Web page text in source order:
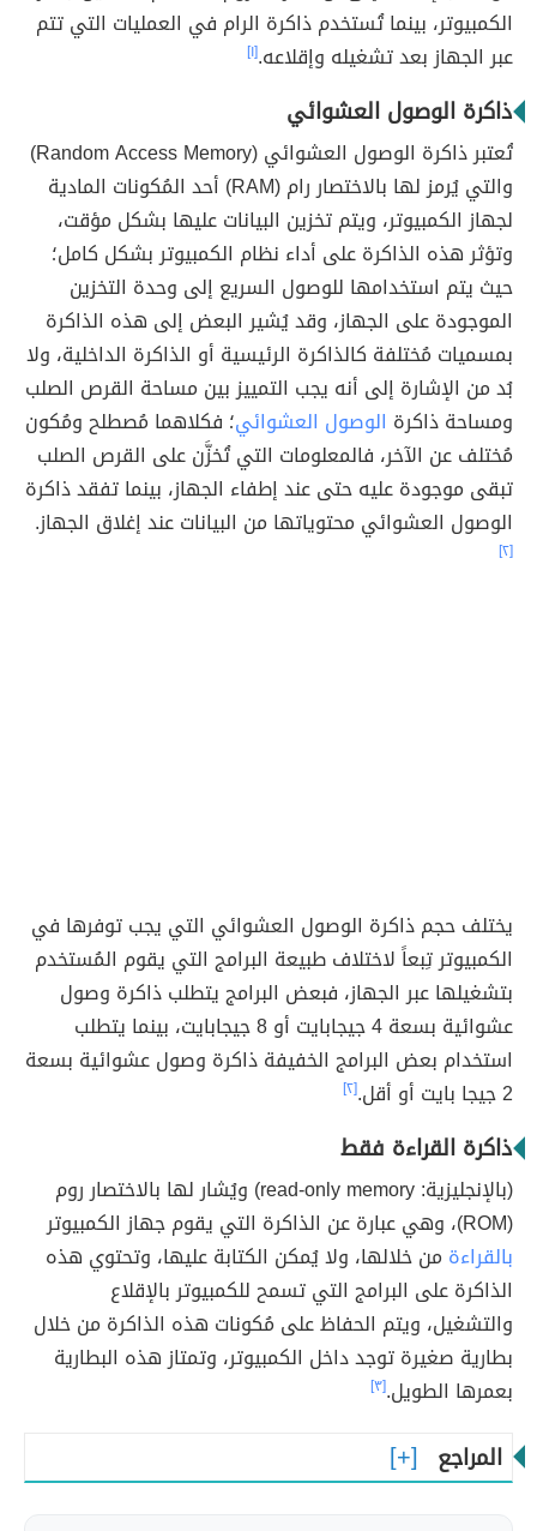
الكمبيوتر، بينما تُستخدم ذاكرة الرام في العمليات التي تتم
عبر الجهاز بعد تشغيله وإقلاعه.[١]
ذاكرة الوصول العشوائي
تُعتبر ذاكرة الوصول العشوائي (Random Access Memory)
والتي يُرمز لها بالاختصار رام (RAM) أحد المُكونات المادية
لجهاز الكمبيوتر، ويتم تخزين البيانات عليها بشكل مؤقت،
وتؤثر هذه الذاكرة على أداء نظام الكمبيوتر بشكل كامل؛
حيث يتم استخدامها للوصول السريع إلى وحدة التخزين
الموجودة على الجهاز، وقد يُشير البعض إلى هذه الذاكرة
بمسميات مُختلفة كالذاكرة الرئيسية أو الذاكرة الداخلية، ولا
بُد من الإشارة إلى أنه يجب التمييز بين مساحة القرص الصلب
ومساحة ذاكرة الوصول العشوائي؛ فكلاهما مُصطلح ومُكون
مُختلف عن الآخر، فالمعلومات التي تُخزَّن على القرص الصلب
تبقى موجودة عليه حتى عند إطفاء الجهاز، بينما تفقد ذاكرة
الوصول العشوائي محتوياتها من البيانات عند إغلاق الجهاز.
[٢]
يختلف حجم ذاكرة الوصول العشوائي التي يجب توفرها في
الكمبيوتر تِبعاً لاختلاف طبيعة البرامج التي يقوم المُستخدم
بتشغيلها عبر الجهاز، فبعض البرامج يتطلب ذاكرة وصول
عشوائية بسعة 4 جيجابايت أو 8 جيجابايت، بينما يتطلب
استخدام بعض البرامج الخفيفة ذاكرة وصول عشوائية بسعة
2 جيجا بايت أو أقل.
[٢]
ذاكرة القراءة فقط
(بالإنجليزية: read-only memory) ويُشار لها بالاختصار روم
(ROM)، وهي عبارة عن الذاكرة التي يقوم جهاز الكمبيوتر
بالقراءة من خلالها، ولا يُمكن الكتابة عليها، وتحتوي هذه
الذاكرة على البرامج التي تسمح للكمبيوتر بالإقلاع
والتشغيل، ويتم الحفاظ على مُكونات هذه الذاكرة من خلال
بطارية صغيرة توجد داخل الكمبيوتر، وتمتاز هذه البطارية
بعمرها الطويل.[٣]
المراجع